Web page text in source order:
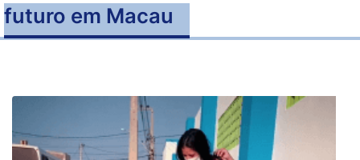
futuro em Macau